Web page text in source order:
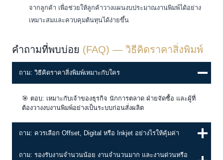
จากลูกค้า เพื่อช่วยให้ลูกค้าวางแผนงบประมาณงานพิมพ์ได้อย่าง
เหมาะสมและควบคุมต้นทุนได้ง่ายขึ้น
คำถามที่พบบ่อย (FAQ) — วิธีคิดราคาสิ่งพิมพ์
ถาม: วิธีคิดราคาสิ่งพิมพ์เหมาะกับใคร
🎯 ตอบ: เหมาะกับเจ้าของธุรกิจ นักการตลาด ฝ่ายจัดซื้อ และผู้ที่
ต้องวางงบงานพิมพ์อย่างเป็นระบบก่อนสั่งผลิต
ถาม: ควรเลือก Offset, Digital หรือ Inkjet อย่างไรให้คุ้มค่า
ถาม: รองรับงานจำนวนน้อย งานจำนวนมาก และงานด่วนหรือ